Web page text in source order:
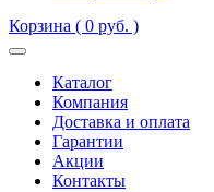
Корзина ( 0 руб. )
Каталог
Компания
Доставка и оплата
Гарантии
Акции
Контакты